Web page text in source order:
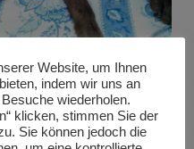
Website, um Ihnen
indem wir uns an
wiederholen.
klicken, stimmen Sie der
Sie können jedoch die